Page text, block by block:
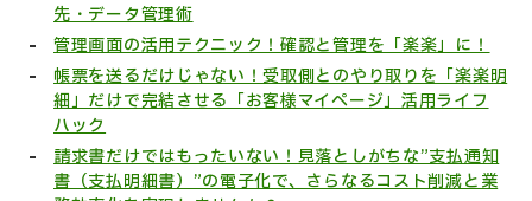
先・データ管理術
管理画面の活用テクニック！確認と管理を「楽楽」に！
帳票を送るだけじゃない！受取側とのやり取りを「楽楽明
細」だけで完結させる「お客様マイページ」活用ライフ
ハック
請求書だけではもったいない！見落としがちな”支払通知
書（支払明細書）”の電子化で、さらなるコスト削減と業